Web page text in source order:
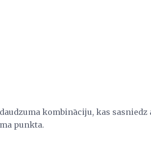
kombināciju, kas sasniedz
punkta.